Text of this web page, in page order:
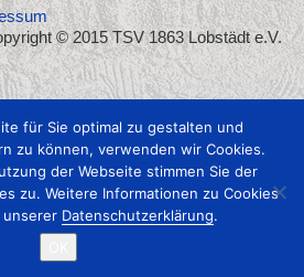
© 2015 TSV 1863 Lobstädt e.V.
für Sie optimal zu gestalten und
zu können, verwenden wir Cookies.
der Webseite stimmen Sie der
zu. Weitere Informationen zu Cookies
unserer Datenschutzerklärung.